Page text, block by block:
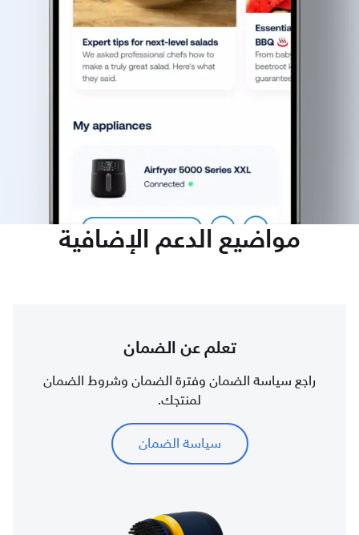
مواضيع الدعم الإضافية
تعلم عن الضمان
راجع سياسة الضمان وفترة الضمان وشروط الضمان
لمنتجك.
سياسة الضمان